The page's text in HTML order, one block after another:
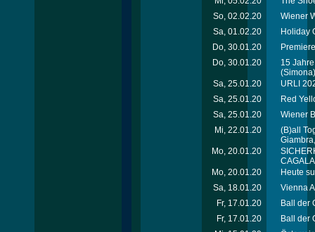
So, 02.02.20
Wiener
Sa, 01.02.20
Holiday
Do, 30.01.20
Do, 30.01.20
15
(Simona)
Sa, 25.01.20
URLI
Sa, 25.01.20
Red
Sa, 25.01.20
Wiener
Mi, 22.01.20
(B)all
Mo, 20.01.20
Mo, 20.01.20
Heute
Sa, 18.01.20
Vienna
Fr, 17.01.20
Ball der
Fr, 17.01.20
Ball der